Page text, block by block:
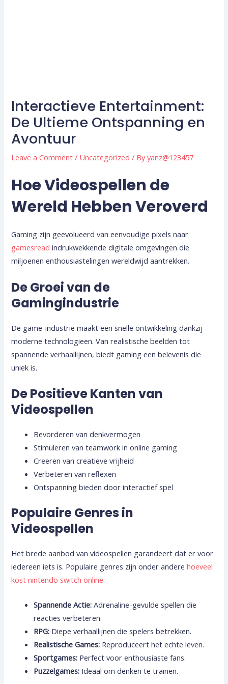
Interactieve Entertainment:
De Ultieme Ontspanning en
Avontuur
Leave a Comment / Uncategorized / Byyanz@123457
Hoe Videospellen de
Wereld Hebben Veroverd
Gaming zijn geevolueerd van eenvoudige pixels naar
gamesread indrukwekkende digitale omgevingen die
miljoenen enthousiastelingen wereldwijd aantrekken.
De Groei van de
Gamingindustrie
De game-industrie maakt een snelle ontwikkeling dankzij
moderne technologieen. Van realistische beelden tot
spannende verhaallijnen, biedt gaming een belevenis die
uniek is.
De Positieve Kanten van
Videospellen
Bevorderen van denkvermogen
Stimuleren van teamwork in online gaming
Creeren van creatieve vrijheid
Verbeteren van reflexen
Ontspanning bieden door interactief spel
Populaire Genres in
Videospellen
Het brede aanbod van videospellen garandeert dat er voor
iedereen iets is. Populaire genres zijn onder anderehoeveel
kost nintendo switch online:
Spannende Actie:Adrenaline-gevulde spellen die
reacties verbeteren.
RPG: Diepe verhaallijnen die spelers betrekken.
Realistische Games: Reproduceert het echte leven.
Sportgames: Perfect voor enthousiaste fans.
Puzzelgames: Ideaal om denken te trainen.